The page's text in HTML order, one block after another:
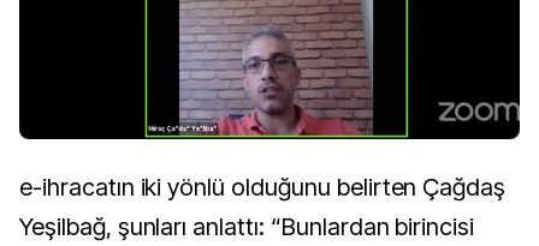
e-ihracatın iki yönlü olduğunu belirten Çağdaş
Yeşilbağ, şunları anlattı: “Bunlardan birincisi